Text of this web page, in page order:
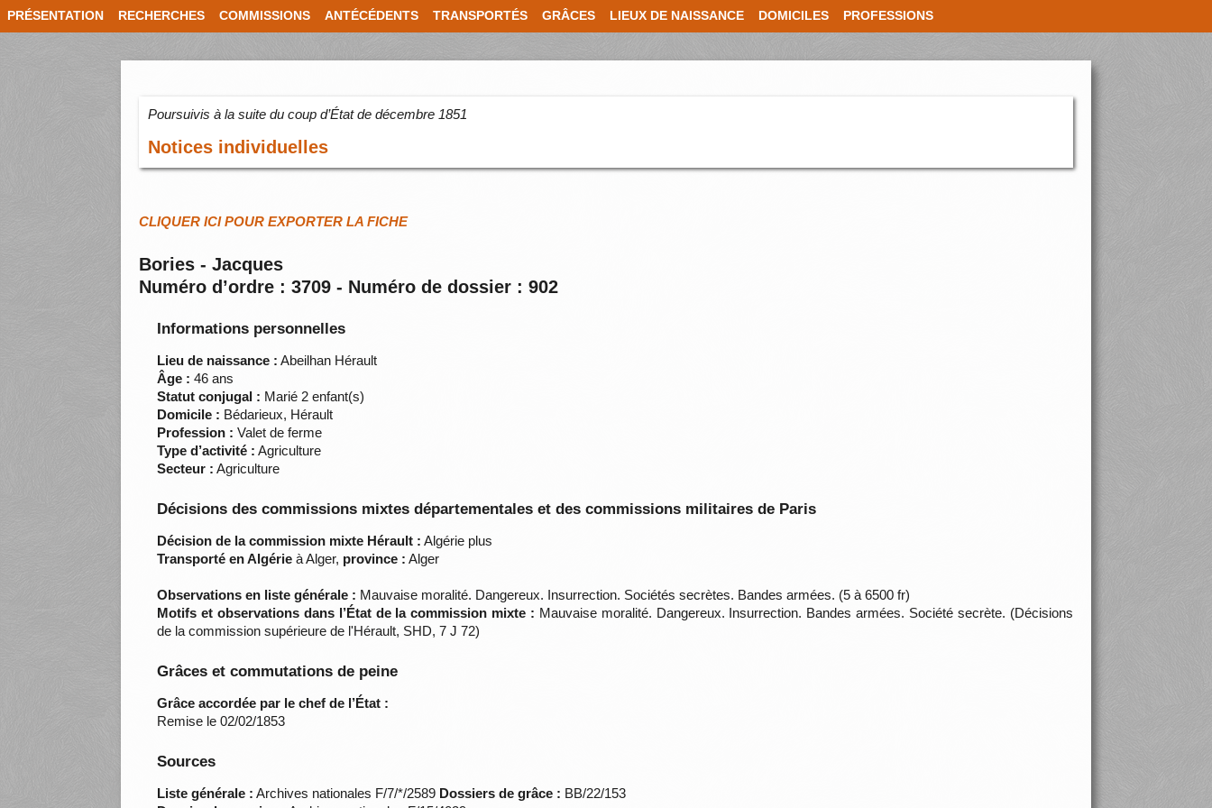
PRÉSENTATION RECHERCHES COMMISSIONS ANTÉCÉDENTS TRANSPORTÉS GRÂCES LIEUX DE NAISSANCE DOMICILES PROFESSIONS
Poursuivis à la suite du coup d’État de décembre 1851
Notices individuelles
CLIQUER ICI POUR EXPORTER LA FICHE
Bories - Jacques
Numéro d’ordre : 3709 - Numéro de dossier : 902
Informations personnelles
Lieu de naissance : Abeilhan Hérault
Âge : 46 ans
Statut conjugal : Marié 2 enfant(s)
Domicile : Bédarieux, Hérault
Profession : Valet de ferme
Type d’activité : Agriculture
Secteur : Agriculture
Décisions des commissions mixtes départementales et des commissions militaires de Paris
Décision de la commission mixte Hérault : Algérie plus
Transporté en Algérie à Alger, province : Alger
Observations en liste générale : Mauvaise moralité. Dangereux. Insurrection. Sociétés secrètes. Bandes armées. (5 à 6500 fr)
Motifs et observations dans l’État de la commission mixte : Mauvaise moralité. Dangereux. Insurrection. Bandes armées. Société secrète. (Décisions
de la commission supérieure de l'Hérault, SHD, 7 J 72)
Grâces et commutations de peine
Grâce accordée par le chef de l’État :
Remise le 02/02/1853
Sources
Liste générale : Archives nationales F/7/*/2589 Dossiers de grâce : BB/22/153